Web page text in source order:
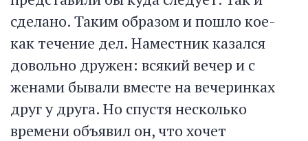
сделано. Таким образом и пошло кое-
как течение дел. Наместник казался
довольно дружен: всякий вечер и с
женами бывали вместе на вечеринках
друг у друга. Но спустя несколько
времени объявил он, что хочет